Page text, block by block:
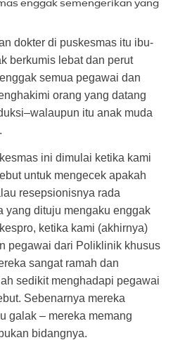
enggak semengerikan yang
dokter di puskesmas itu ibu-
berkumis lebat dan perut
semua pegawai dan
orang yang datang
itu anak muda
ini dimulai ketika kami
untuk mengecek apakah
resepsionisnya rada
yang dituju mengaku enggak
ketika kami (akhirnya)
pegawai dari Poliklinik khusus
sangat ramah dan
sedikit menghadapi pegawai
Sebenarnya mereka
galak – mereka memang
bidangnya.